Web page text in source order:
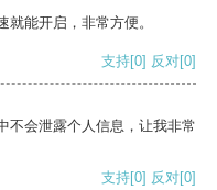
能开启，非常方便。
支持[0] 反对[0]
不会泄露个人信息，让我非常
支持[0] 反对[0]